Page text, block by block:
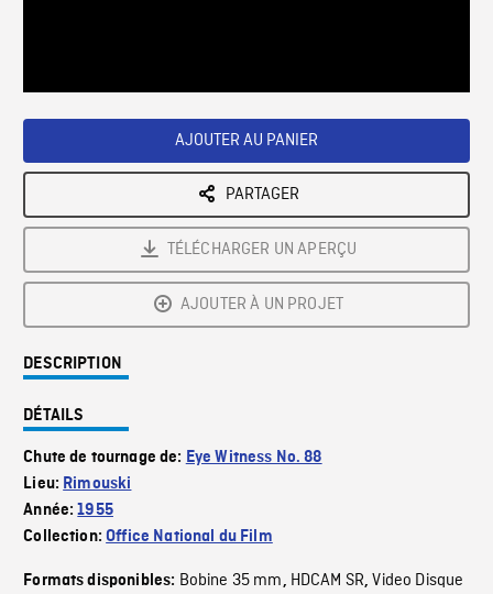
AJOUTER AU PANIER
PARTAGER
TÉLÉCHARGER UN APERÇU
AJOUTER À UN PROJET
DESCRIPTION
DÉTAILS
Chute de tournage de: Eye Witness No. 88
Lieu: Rimouski
Année:1955
Collection:Office National du Film
Formats disponibles: Bobine 35 mm, HDCAM SR,Video Disque